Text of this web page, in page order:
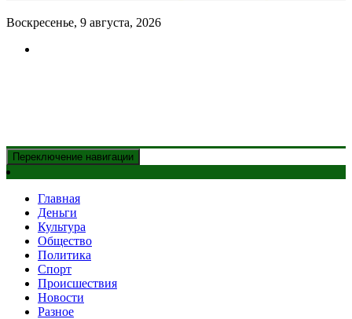
Воскресенье, 9 августа, 2026
Переключение навигации
Главная
Деньги
Культура
Общество
Политика
Спорт
Происшествия
Новости
Разное